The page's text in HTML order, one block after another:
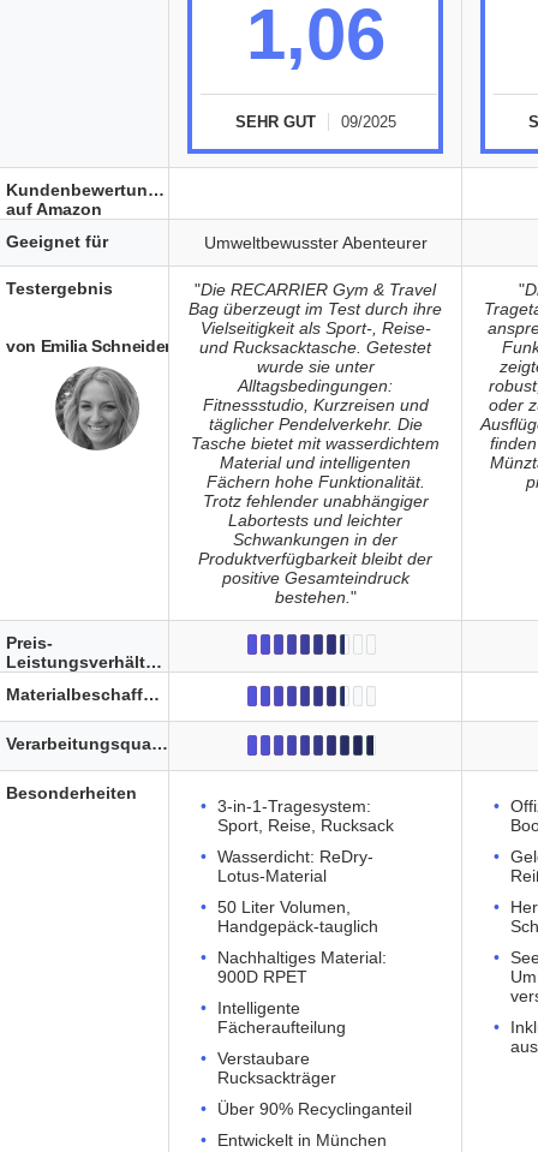
1,06
SEHR GUT 09/2025
Umweltbewusster Abenteurer
"Die RECARRIER Gym & Travel
Bag überzeugt im Test durch ihre
Vielseitigkeit als Sport-, Reise-
und Rucksacktasche. Getestet
wurde sie unter
Alltagsbedingungen:
Fitnessstudio, Kurzreisen und
täglicher Pendelverkehr. Die
Tasche bietet mit wasserdichtem
Material und intelligenten
Fächern hohe Funktionalität.
Trotz fehlender unabhängiger
Labortests und leichter
Schwankungen in der
Produktverfügbarkeit bleibt der
positive Gesamteindruck
bestehen. "
"
oder
3-in-1-Tragesystem:
Sport, Reise, Rucksack
Wasserdicht: ReDry-
Lotus-Material
50 Liter Volumen,
Handgepäck-tauglich
Nachhaltiges Material:
900D RPET
Intelligente
Fächeraufteilung
Verstaubare
Rucksackträger
Über 90% Recyclinganteil
Entwickelt in München
Kundenbewertungen
auf Amazon
Geeignet für
Testergebnis
von Emilia Schneider
Preis-
Leistungsverhältnis
Materialbeschaffenheit
Verarbeitungsqualität
Besonderheiten